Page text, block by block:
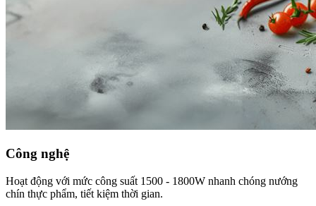
Công nghệ
Hoạt động với mức công suất 1500 - 1800W nhanh chóng nướng
chín thực phẩm, tiết kiệm thời gian.